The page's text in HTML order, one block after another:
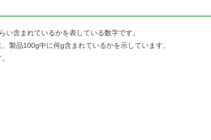
い含まれているかを表している数字です。
製品100g中に何g含まれているかを示しています。